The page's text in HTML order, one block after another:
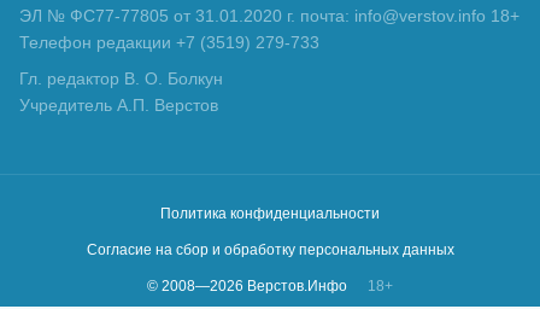
ЭЛ № ФС77-77805 от 31.01.2020 г. почта: info@verstov.info 18+
Телефон редакции +7 (3519) 279-733
Гл. редактор В. О. Болкун
Учредитель А.П. Верстов
Политика конфиденциальности
Согласие на сбор и обработку персональных данных
© 2008—2026 Верстов.Инфо 18+